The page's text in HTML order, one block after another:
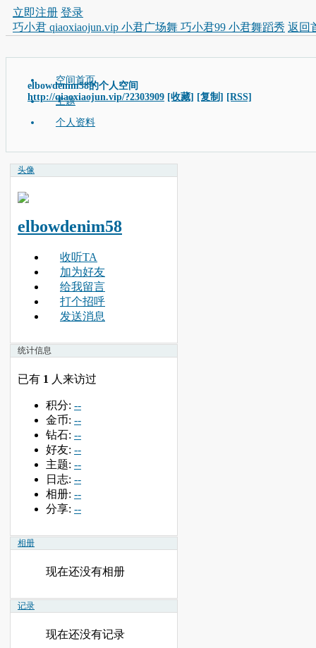
立即注册 登录
巧小君 qiaoxiaojun.vip 小君广场舞 巧小君99 小君舞蹈秀 返回
elbowdenim58的个人空间
http://qiaoxiaojun.vip/?2303909 [收藏] [复制] [RSS]
空间首页
主题
个人资料
头像
elbowdenim58
收听TA
加为好友
给我留言
打个招呼
发送消息
统计信息
已有 1 人来访过
积分: --
金币: --
钻石: --
好友: --
主题: --
日志: --
相册: --
分享: --
相册
现在还没有相册
记录
现在还没有记录